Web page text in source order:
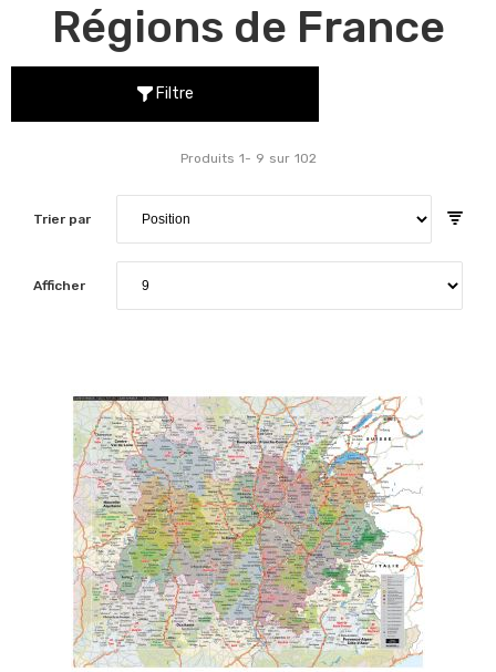
Régions de France
Filtre
Trier par
Produits 1- 9 sur 102
Afficher